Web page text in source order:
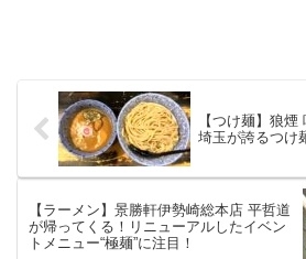
【つけ麺】狼煙 味も接客もハイレベル！
埼玉が誇るつけ
【ラーメン】景勝軒伊勢崎総本店 平哲道
が帰ってくる！リニューアルしたイベン
トメニュー“極麺”に注目！